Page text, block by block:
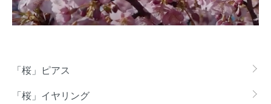
グループ一覧
「桜」ピアス
「桜」イヤリング